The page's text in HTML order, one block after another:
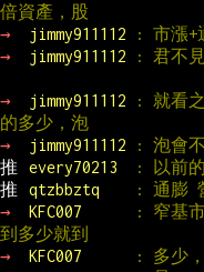
倍資產，股
→
jimmy911112
: 市漲+
→
jimmy911112 : 君不
→ jimmy911112
: 就看
的多少，泡
→
jimmy911112
: 泡會
推
every70213
: 以前
推
qtzbbztq
: 通膨
→
KFC007
: 窄基
到多少就到
→
KFC007
: 多少